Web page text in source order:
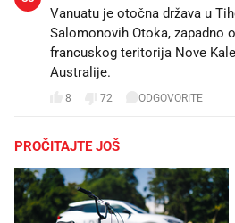
Vanuatu je otočna država u
Salomonovih Otoka, zapadno
francuskog teritorija Nove
Australije.
8 72 ODGOVORITE
PROČITAJTE JOŠ